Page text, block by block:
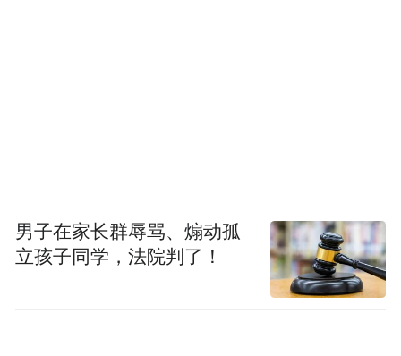
男子在家长群辱骂、煽动孤
立孩子同学，法院判了！